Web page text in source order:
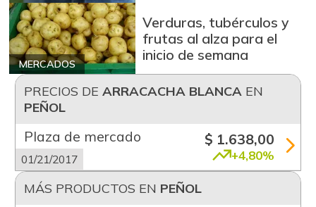
MERCADOS
Verduras, tubérculos y
frutas al alza para el
inicio de semana
PRECIOS DE ARRACACHA BLANCAEN
PEÑOL
Plaza de mercado
01/21/2017
$ 1.638,00
+4,80%
MÁS PRODUCTOS EN PEÑOL